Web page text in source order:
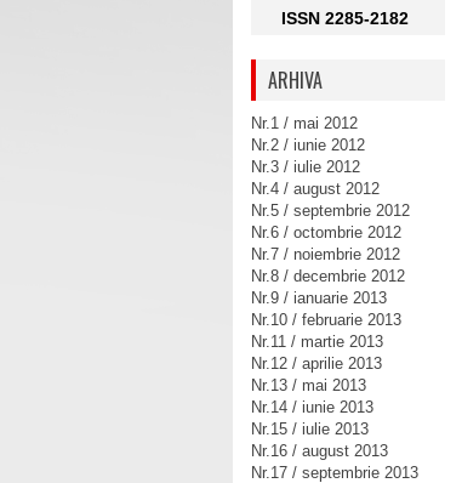
ISSN 2285-2182
ARHIVA
Nr.1 / mai 2012
Nr.2 / iunie 2012
Nr.3 / iulie 2012
Nr.4 / august 2012
Nr.5 / septembrie 2012
Nr.6 / octombrie 2012
Nr.7 / noiembrie 2012
Nr.8 / decembrie 2012
Nr.9 / ianuarie 2013
Nr.10 / februarie 2013
Nr.11 / martie 2013
Nr.12 / aprilie 2013
Nr.13 / mai 2013
Nr.14 / iunie 2013
Nr.15 / iulie 2013
Nr.16 / august 2013
Nr.17 / septembrie 2013